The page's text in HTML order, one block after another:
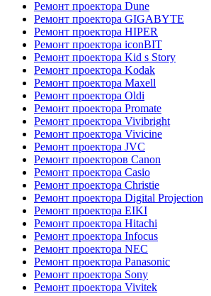
Ремонт проектора Dune
Ремонт проектора GIGABYTE
Ремонт проектора HIPER
Ремонт проектора iconBIT
Ремонт проектора Kid s Story
Ремонт проектора Kodak
Ремонт проектора Maxell
Ремонт проектора Oldi
Ремонт проектора Promate
Ремонт проектора Vivibright
Ремонт проектора Vivicine
Ремонт проектора JVC
Ремонт проекторов Canon
Ремонт проектора Casio
Ремонт проектора Christie
Ремонт проектора Digital Projection
Ремонт проектора EIKI
Ремонт проектора Hitachi
Ремонт проектора Infocus
Ремонт проектора NEC
Ремонт проектора Panasonic
Ремонт проектора Sony
Ремонт проектора Vivitek